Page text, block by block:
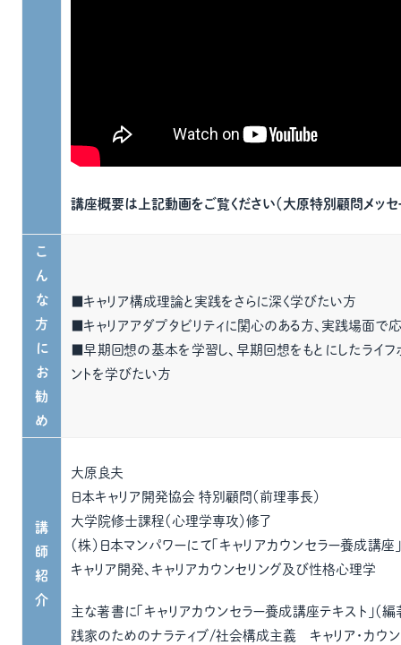
講座概要は上記動画をご覧ください（大原特別顧問メッセ
こ
ん
な
方
に
お
勧
め
■キャリア構成理論と実践をさらに深く学びたい方
■キャリアアダプタビリティに関心のある方、実践場面で
■早期回想の基本を学習し、早期回想をもとにしたライ
ントを学びたい方
講
師
紹
介
大原良夫
日本キャリア開発協会 特別顧問（前理事長）
大学院修士課程（心理学専攻）修了
（株）日本マンパワーにて「キャリアカウンセラー養成講
キャリア開発、キャリアカウンセリング及び性格心理学
主な著書に「キャリアカウンセラー養成講座テキスト」（編
践家のためのナラティブ/社会構成主義 キャリア・カウン